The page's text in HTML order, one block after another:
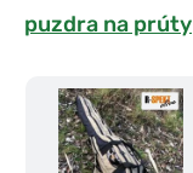
puzdra na prúty